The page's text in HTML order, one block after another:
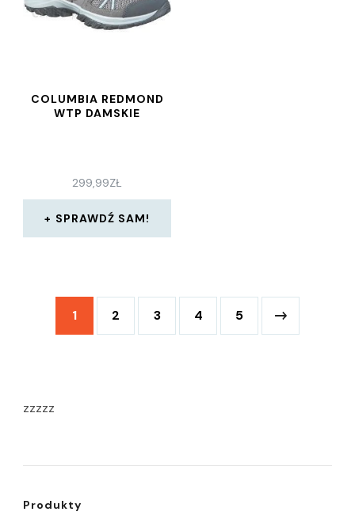
COLUMBIA REDMOND
WTP DAMSKIE
299,99ZŁ
SPRAWDŹ SAM!
1 2 3 4 5
zzzzz
Produkty